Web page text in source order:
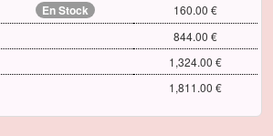
En Stock
160.00 €
844.00 €
1,324.00 €
1,811.00 €